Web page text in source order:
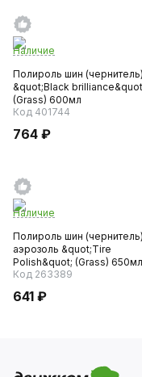
Наличие
Полироль шин (чернитель)
&quot;Black
(Grass) 600мл
Код 401744
764 ₽
Наличие
Полироль шин (чернитель)
аэрозоль &quot;Tire
Polish&quot; (Grass) 650мл
Код 263389
641 ₽